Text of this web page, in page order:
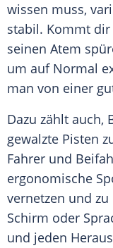
wissen muss,
stabil. Kommt dir
seinen Atem
um auf Normal
man von einer
Dazu zählt auch,
gewalzte Pisten
Fahrer und
ergonomische
vernetzen und
Schirm oder
und jeden